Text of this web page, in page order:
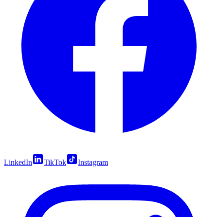
LinkedIn TikTok Instagram